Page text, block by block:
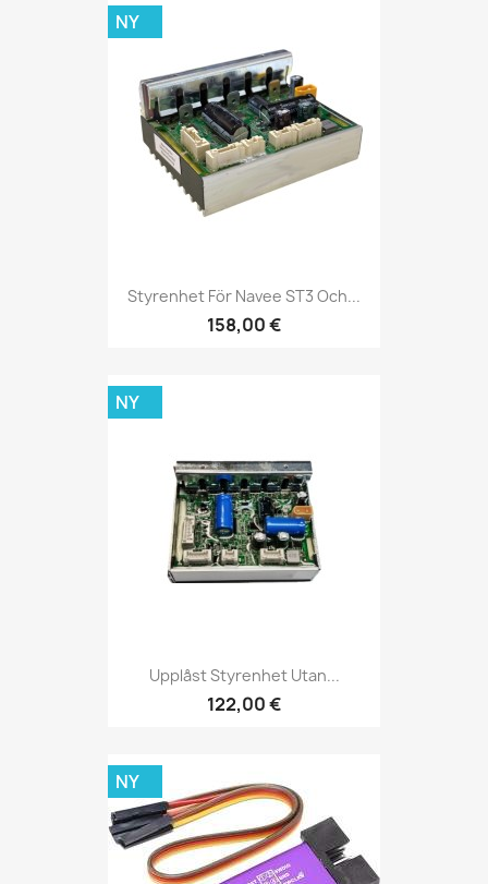
Styrenhet För Navee ST3 Och...
158,00 €
NY
Upplåst Styrenhet Utan...
122,00 €
NY
NY